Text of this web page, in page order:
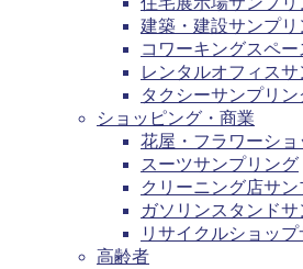
建築・建設サンプリ
コワーキングスペ
レンタルオフィス
タクシーサンプリン
ショッピング・商業
花屋・フラワーシ
スーツサンプリング
クリーニング店サ
ガソリンスタンド
リサイクルショッ
高齢者